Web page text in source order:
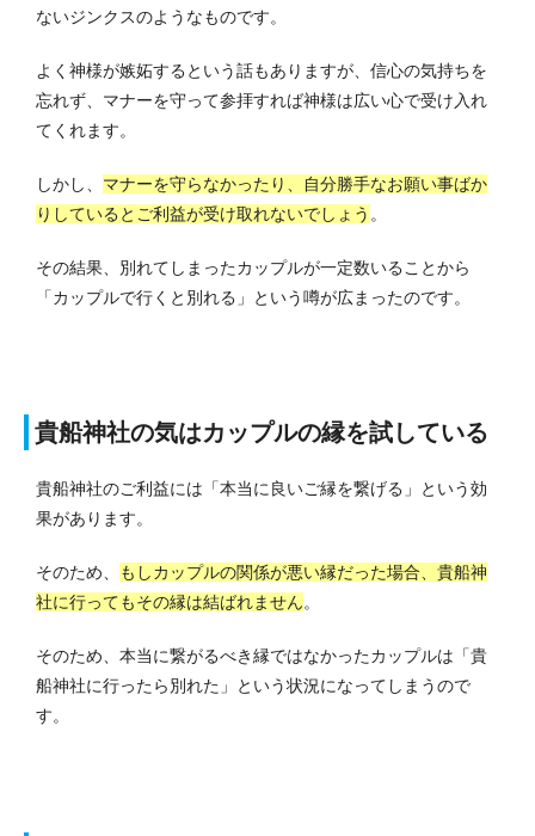
ないジンクスのようなものです。
よく神様が嫉妬するという話もありますが、信心の気持ちを
忘れず、マナーを守って参拝すれば神様は広い心で受け入れ
てくれます。
しかし、 マナーを守らなかったり、自分勝手なお願い事ばか
りしているとご利益が受け取れないでしょう 。
その結果、別れてしまったカップルが一定数いることから
「カップルで行くと別れる」という噂が広まったのです。
貴船神社の気はカップルの縁を試している
貴船神社のご利益には「本当に良いご縁を繋げる」という効
果があります。
そのため、
もしカップルの関係が悪い縁だった場合、貴船神
社に行ってもその縁は結ばれません。
そのため、本当に繋がるべき縁ではなかったカップルは「貴
船神社に行ったら別れた」という状況になってしまうので
す。